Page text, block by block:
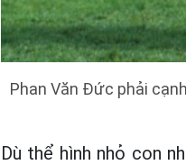
Phan Văn Đức phải
Dù thể hình nhỏ con